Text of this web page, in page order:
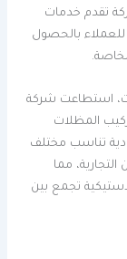
تقدم خدمات
بالحصول
استطاعت شركة
المظلات
تناسب مختلف
مما
تجمع بين